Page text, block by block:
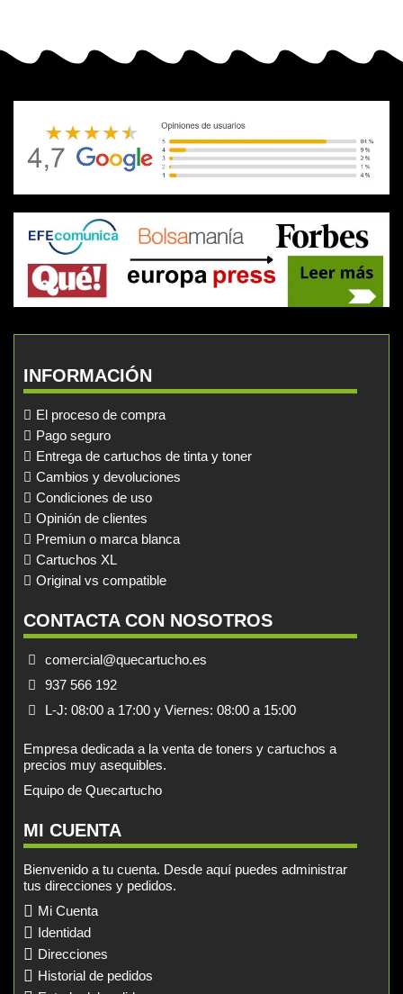
INFORMACIÓN
El proceso de compra
Pago seguro
Entrega de cartuchos de tinta y toner
Cambios y devoluciones
Condiciones de uso
Opinión de clientes
Premiun o marca blanca
Cartuchos XL
Original vs compatible
CONTACTA CON NOSOTROS
comercial@quecartucho.es
937 566 192
L-J: 08:00 a 17:00 y Viernes: 08:00 a 15:00
Empresa dedicada a la venta de toners y cartuchos a
precios muy asequibles.
Equipo de Quecartucho
MI CUENTA
Bienvenido a tu cuenta. Desde aquí puedes administrar
tus direcciones y pedidos.
Mi Cuenta
Identidad
Direcciones
Historial de pedidos